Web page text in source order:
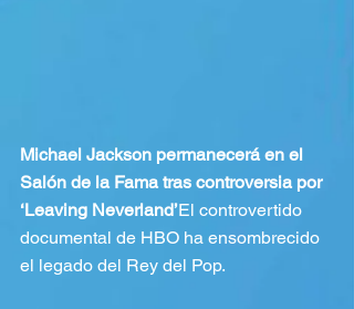
Michael Jackson permanecerá en el
Salón de la Fama tras controversia por
‘Leaving Neverland’El controvertido
documental de HBO ha ensombrecido
el legado del Rey del Pop.